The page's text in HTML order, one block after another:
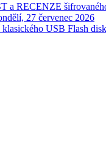
a RECENZE
27 červenec 2026
USB Flash